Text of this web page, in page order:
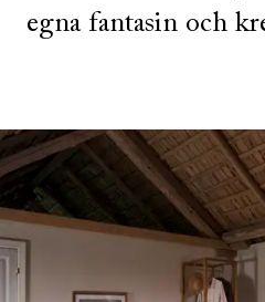
egna fantasin och